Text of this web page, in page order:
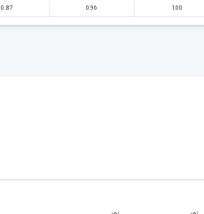
0.87 0.96 1.00